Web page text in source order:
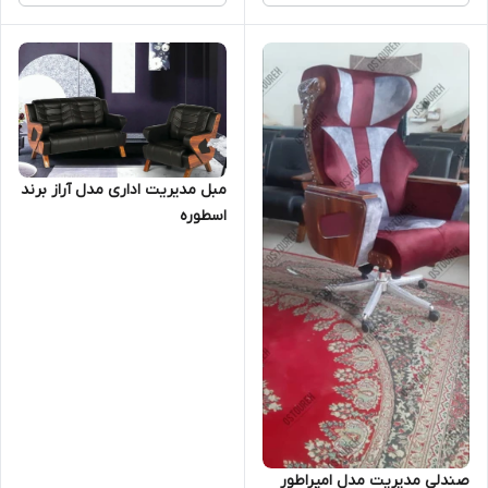
صندلی مدیریت مدل امپراطور
مبل مدیریت اداری مدل آراز برند
اسطوره